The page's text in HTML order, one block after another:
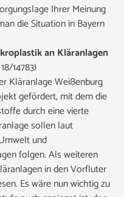
Ihrer Meinung
die Situation in Bayern
an Kläranlagen
14783)
Kläranlage Weißenburg
gefördert, mit dem die
durch eine vierte
sollen laut
und
folgen. Als weiteren
in den Vorfluter
Es wäre nun wichtig zu